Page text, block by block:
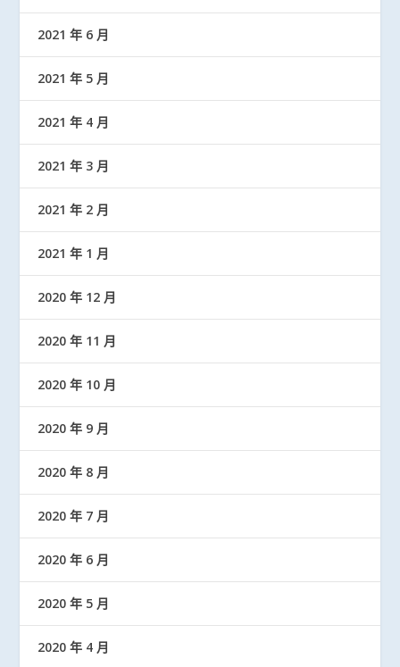
2021 年 6 月
2021 年 5 月
2021 年 4 月
2021 年 3 月
2021 年 2 月
2021 年 1 月
2020 年 12 月
2020 年 11 月
2020 年 10 月
2020 年 9 月
2020 年 8 月
2020 年 7 月
2020 年 6 月
2020 年 5 月
2020 年 4 月